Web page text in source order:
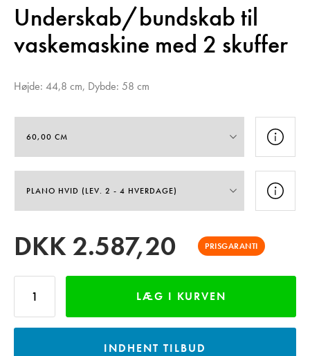
Underskab/bundskab til
vaskemaskine med 2 skuffer
Højde: 44,8 cm, Dybde: 58 cm
DKK 2.587,20 PRISGARANTI
LÆG I KURVEN
INDHENT TILBUD